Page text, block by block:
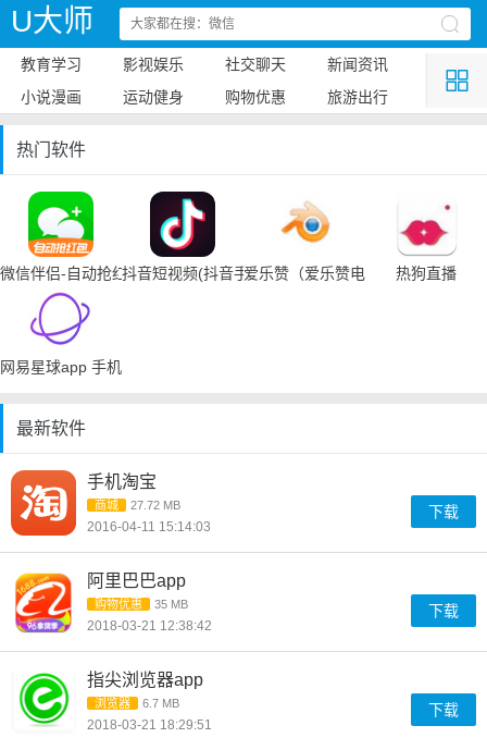
U大师
教育学习 影视娱乐 社交聊天
新闻资讯
小说漫画
运动健身 购物优惠 旅游出行
热门软件
微信伴侣-自动抢红包抖音短视频(抖音手机下载)爱乐赞（爱乐赞电脑手机下载）
热狗直播
网易星球app 手机下载
最新软件
手机淘宝
商城 27.72 MB
2016-04-11 15:14:03
下载
阿里巴巴app
购物优惠 35 MB
2018-03-21 12:38:42
下载
指尖浏览器app
浏览器 6.7 MB
2018-03-21 18:29:51
下载